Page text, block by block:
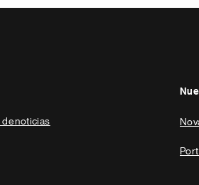
de noticias